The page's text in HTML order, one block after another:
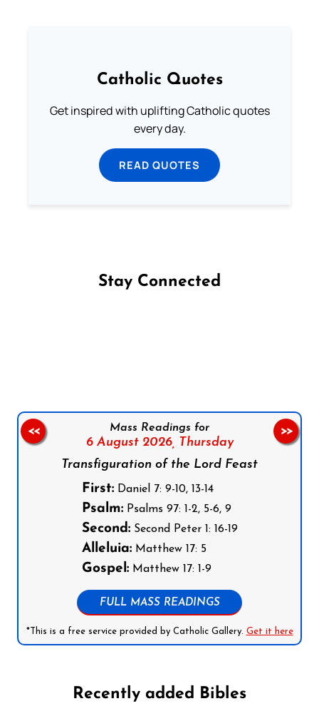
Catholic Quotes
Get inspired with uplifting Catholic quotes
every day.
READ QUOTES
Stay Connected
Mass Readings for
6 August 2026,
Thursday
Transfiguration of the Lord Feast
First:Daniel 7: 9-10, 13-14
Psalm:Psalms 97: 1-2, 5-6, 9
Second:Second Peter 1: 16-19
Alleluia:Matthew 17: 5
Gospel:Matthew 17: 1-9
FULL MASS READINGS
*This is a free service provided by Catholic Gallery. Get it here
<< >>
Recently added Bibles